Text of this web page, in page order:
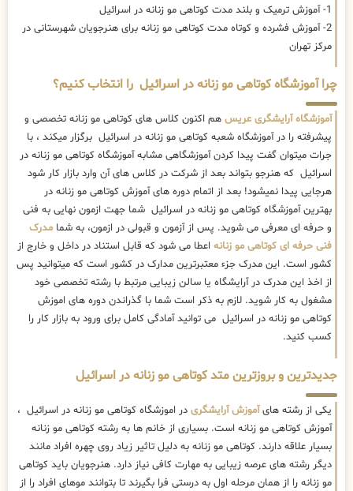
1- آموزش ترمیک و بلند مدت کوتاهی مو زنانه در اسرائیل
2- آموزش فشرده و کوتاه مدت کوتاهی مو زنانه برای هنرجویان شهرستانی در
مرکز تهران
چرا آموزشگاه کوتاهی مو زنانه در اسرائیل را انتخاب کنیم؟
آموزشگاه آرایشگری عریس هم اکنون کلاس های کوتاهی مو زنانه تخصصی و
پیشرفته را در آموزشگاه شعبه کوتاهی مو زنانه در اسرائیل برگزار میکند ، با
جرات میتوان گفت پیدا کردن آموزشگاهی مشابه آموزشگاه کوتاهی مو زنانه در
اسرائیل که هنرجو بتواند بعد از شرکت در کلاس های آن وارد بازار کار شود
هرجایی پیدا نمیشود! بعد از اتمام دوره های آموزش کوتاهی مو زنانه در
بهترین آموزشگاه کوتاهی مو زنانه در اسرائیل شما جهت ازمون نهایی به فنی
و حرفه ای معرفی می شوید. پس از آزمون و قبولی در ازمون، به شما مدرک
فنی حرفه ای کوتاهی مو زنانه اعطا می شود که قابل استناد در داخل و خارج از
کشور است. این مدرک جزء معتبرترین مدارک در کشور است که میتوانید پس
از اخذ این مدرک در آرایشگاه یا سالن زیبایی مرتبط با رشته تخصصی خود
مشغول به کار شوید. لازم به ذکر است شما با گذراندن دوره های اموزش
کوتاهی مو زنانه در اسرائیل می توانید آمادگی کامل برای ورود به بازار کار را
کسب کنید.
جدیدترین و بروزترین متد کوتاهی مو زنانه در اسرائیل
یکی از رشته هایآموزش آرایشگری در اموزشگاه کوتاهی مو زنانه در اسرائیل ،
آموزش کوتاهی مو زنانه است. بسیاری از خانم ها به رشته کوتاهی مو زنانه
بسیار علاقه دارند. کوتاهی مو زنانه به دلیل تاثیر زیاد روی چهره افراد مانند
دیگر رشته های عرصه زیبایی به مهارت کافی نیاز دارد. هنرجویان باید کوتاهی
مو زنانه را از همان مرحله اول به درستی فرا بگیرند تا بتوانند موهای افراد را از